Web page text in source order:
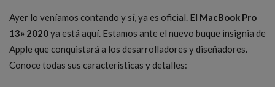
Ayer lo veníamos contando y sí, ya es oficial. El MacBook Pro
13» 2020ya está aquí. Estamos ante el nuevo buque insignia de
Apple que conquistará a los desarrolladores y diseñadores.
Conoce todas sus características y detalles: